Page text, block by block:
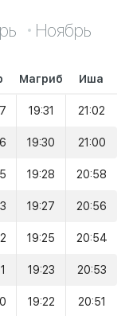
Ноябрь
Магриб Иша
19:31 21:02
19:30 21:00
19:28 20:58
19:27 20:56
19:25 20:54
19:23 20:53
19:22 20:51